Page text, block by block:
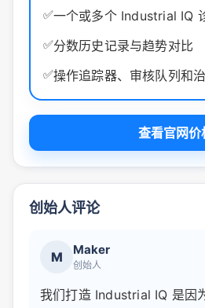
✅一个或多个 Industrial IQ
✅分数历史记录与趋势对比
✅操作追踪器、审核队列和
查看官网价
创始人评论
M Maker
创始人
我们打造 Industrial IQ 是因